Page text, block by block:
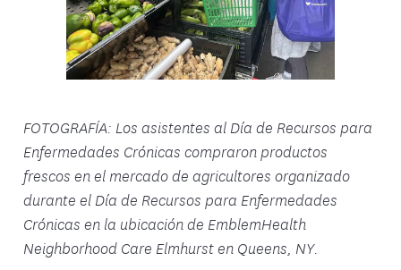
FOTOGRAFÍA: Los asistentes al Día de Recursos para
Enfermedades Crónicas compraron productos
frescos en el mercado de agricultores organizado
durante el Día de Recursos para Enfermedades
Crónicas en la ubicación de EmblemHealth
Neighborhood Care Elmhurst en Queens, NY.